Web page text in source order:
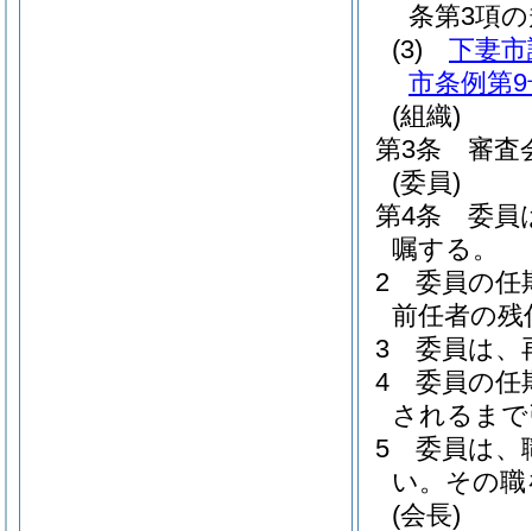
条第3項
(3)
下妻
市条例第
(組織)
第3条
審査
(委員)
第4条
委員
嘱する。
2
委員の任
前任者の
3
委員は、
4
委員の任
されるま
5
委員は、
い。 その
(会長)